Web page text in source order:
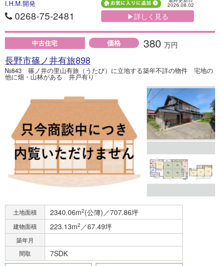
I.H.M.開発
0268-75-2481
2026.08.02
▶詳しく見る
中古住宅 価格 380 万円
長野市篠ノ井有旅898
№843 篠ノ井の里山有旅（うたび）に立地する築年不詳の物件 宅地の
他に畑・山林がある 井戸有り
土地面積 2340.06m2(公簿)／707.86坪
建物面積 223.13m2 ／67.49坪
築年月
間取
7SDK